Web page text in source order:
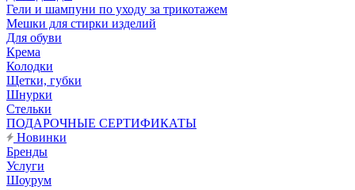
Гели и шампуни по уходу за трикотажем
Мешки для стирки изделий
Для обуви
Крема
Колодки
Щетки, губки
Шнурки
Стельки
ПОДАРОЧНЫЕ СЕРТИФИКАТЫ
Новинки
Бренды
Услуги
Шоурум